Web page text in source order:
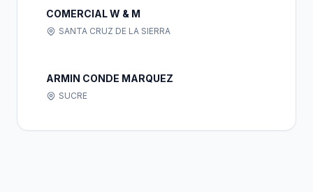
COMERCIAL W & M
SANTA CRUZ DE LA SIERRA
ARMIN CONDE MARQUEZ
SUCRE